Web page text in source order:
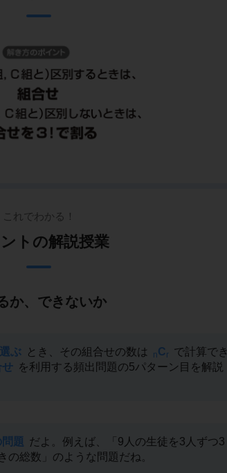
これでわかる！
トの解説授業
か、できないか
ぶ とき、その組合せの数は nCr で計算でき
せ を利用する頻出問題の5パターン目を解説
題 だよ。例えば、「9人の生徒を3人ずつ3
の総数」のような問題だね。